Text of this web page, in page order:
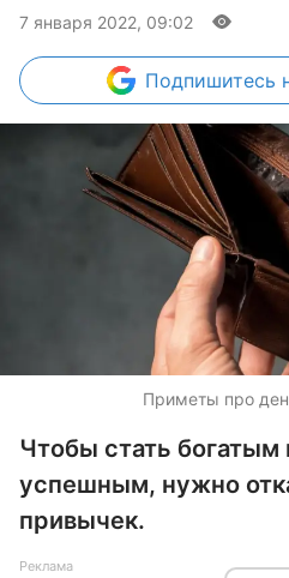
7 января 2022, 09:02
Подпишитесь
Приметы про
Чтобы стать богатым
успешным, нужно
привычек.
Реклама